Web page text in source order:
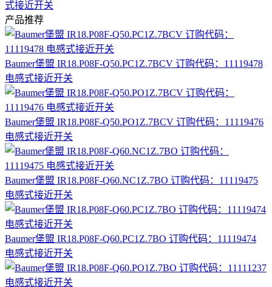
式接近开关
产品推荐
Baumer堡盟 IR18.P08F-Q50.PC1Z.7BCV 订购代码：11119478
电感式接近开关
Baumer堡盟 IR18.P08F-Q50.PO1Z.7BCV 订购代码：11119476
电感式接近开关
Baumer堡盟 IR18.P08F-Q60.NC1Z.7BO 订购代码：11119475
电感式接近开关
Baumer堡盟 IR18.P08F-Q60.PC1Z.7BO 订购代码：11119474
电感式接近开关